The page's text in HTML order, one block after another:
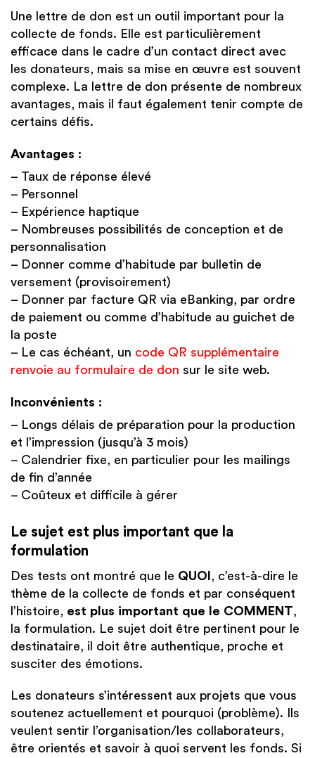
Une lettre de don est un outil important pour la
collecte de fonds. Elle est particulièrement
efficace dans le cadre d’un contact direct avec
les donateurs, mais sa mise en œuvre est souvent
complexe. La lettre de don présente de nombreux
avantages, mais il faut également tenir compte de
certains défis.
Avantages :
– Taux de réponse élevé
– Personnel
– Expérience haptique
– Nombreuses possibilités de conception et de
personnalisation
– Donner comme d’habitude par bulletin de
versement (provisoirement)
– Donner par facture QR via eBanking, par ordre
de paiement ou comme d’habitude au guichet de
la poste
– Le cas échéant, un code QR supplémentaire
renvoie au formulaire de don sur le site web.
Inconvénients :
– Longs délais de préparation pour la production
et l’impression (jusqu’à 3 mois)
– Calendrier fixe, en particulier pour les mailings
de fin d’année
– Coûteux et difficile à gérer
Le sujet est plus important que la
formulation
Des tests ont montré que le QUOI , c’est-à-dire le
thème de la collecte de fonds et par conséquent
l’histoire, est plus important que le COMMENT,
la formulation. Le sujet doit être pertinent pour le
destinataire, il doit être authentique, proche et
susciter des émotions.
Les donateurs s’intéressent aux projets que vous
soutenez actuellement et pourquoi (problème). Ils
veulent sentir l’organisation/les collaborateurs,
être orientés et savoir à quoi servent les fonds. Si